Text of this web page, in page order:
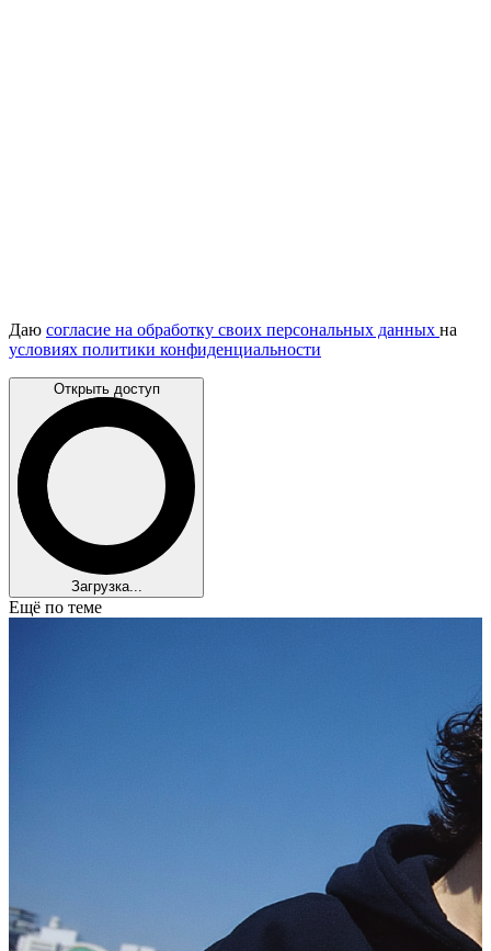
Даю согласие на обработку своих персональных данных на
условиях политики конфиденциальности
Открыть доступ
Загрузка...
Ещё по теме